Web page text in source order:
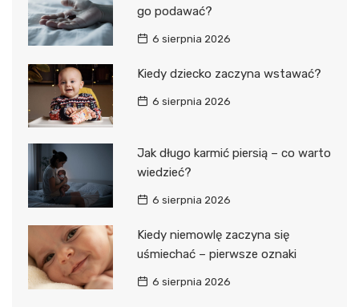
go podawać?
6 sierpnia 2026
Kiedy dziecko zaczyna wstawać?
6 sierpnia 2026
Jak długo karmić piersią – co warto
wiedzieć?
6 sierpnia 2026
Kiedy niemowlę zaczyna się
uśmiechać – pierwsze oznaki
6 sierpnia 2026